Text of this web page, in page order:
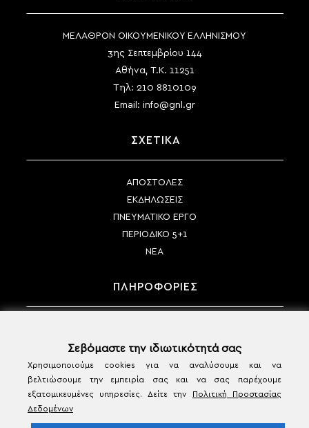
ΜΕΛΑΘΡΟΝ ΟΙΚΟΥΜΕΝΙΚΟΥ ΕΛΛΗΝΙΣΜΟΥ
3ης Σεπτεμβρίου 144
Αθήνα, Τ.Κ. 11251
Τηλ: 210 8810109
Email: info@gnl.gr
ΣΧΕΤΙΚΑ
ΑΠΟΣΤΟΛΕΣ
ΕΚΔΗΛΩΣΕΙΣ
ΠΝΕΥΜΑΤΙΚΟ ΕΡΓΟ
ΠΕΡΙΟΔΙΚΟ 5+1
ΝΕΑ
ΠΛΗΡΟΦΟΡΙΕΣ
ΤΡΟΠΟΙ ΑΠΟΣΤΟΛΗΣ
ΠΟΛΙΤΙΚΗ ΑΚΥΡΩΣΗΣ & ΕΠΙΣΤΡΟΦΩΝ
ΟΡΟΙ ΧΡΗΣΗΣ & ΠΡΟΣΩΠΙΚΑ ΔΕΔΟΜΕΝΑ
ΕΠΙΚΟΙΝΩΝΙΑ
Σεβόμαστε την ιδιωτικότητά σας
Χρησιμοποιούμε cookies για να αναλύσουμε και να
βελτιώσουμε την εμπειρία σας και να σας παρέχουμε
εξατομικευμένες υπηρεσίες. Δείτε την
Πολιτική Προστασίας
Δεδομένων